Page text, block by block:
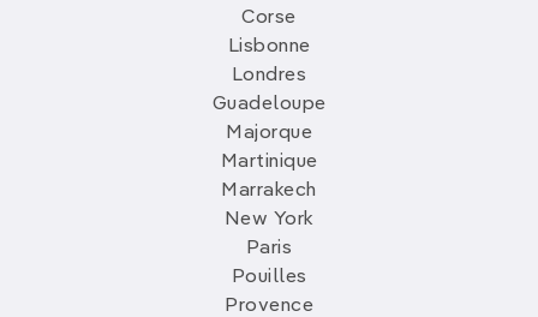
Corse
Lisbonne
Londres
Guadeloupe
Majorque
Martinique
Marrakech
New York
Paris
Pouilles
Provence